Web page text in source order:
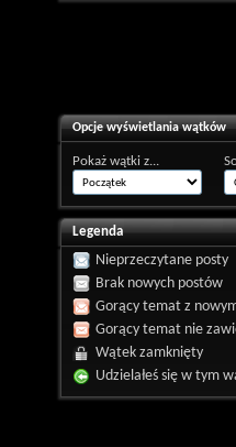
Opcje wyświetlania wątków
Pokaż wątki z...
Legenda
Nieprzeczytane posty
Brak nowych postów
Gorący temat z
Gorący temat nie
Wątek zamknięty
Udzielałeś się w tym